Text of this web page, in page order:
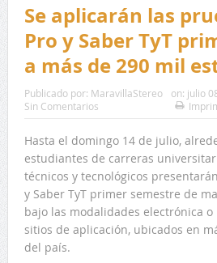
Se aplicarán las
Pro y Saber TyT
a más de 290 mil
Publicado por: MaravillaStereo on: julio
Sin Comentarios
Hasta el domingo 14 de julio,
estudiantes de carreras
técnicos y tecnológicos
y Saber TyT primer semestre de
bajo las modalidades electrónica
sitios de aplicación, ubicados en
del país.